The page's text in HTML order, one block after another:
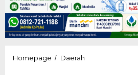
Homepage / Daerah